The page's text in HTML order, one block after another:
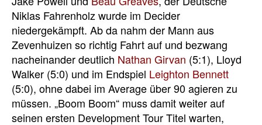
Niklas Fahrenholz wurde im Decider
niedergekämpft. Ab da nahm der Mann aus
Zevenhuizen so richtig Fahrt auf und bezwang
nacheinander deutlich Nathan Girvan (5:1), Lloyd
Walker (5:0) und im Endspiel Leighton Bennett
(5:0), ohne dabei im Average über 90 agieren zu
müssen. „Boom Boom“ muss damit weiter auf
seinen ersten Development Tour Titel warten,